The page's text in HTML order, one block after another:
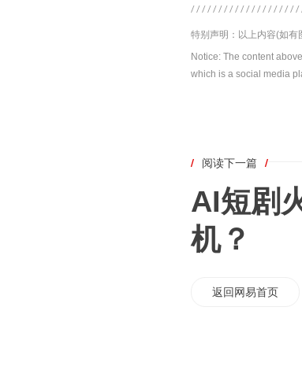
特别声明：以上内容(如有
Notice: The content
which is a social media
/ 阅读下一篇 /
AI短剧
机？
返回网易首页